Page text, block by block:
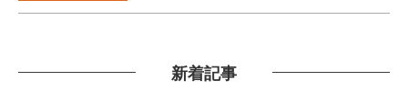
新着記事